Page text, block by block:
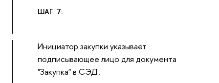
ШАГ 7:
Инициатор закупки указывает
подписывающее лицо для документа
"Закупка" в СЭД.